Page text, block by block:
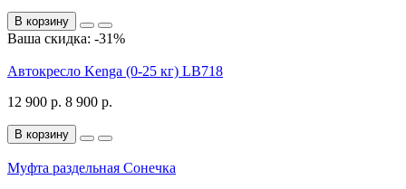
В корзину
Ваша скидка: -31%
Автокресло Kenga (0-25 кг) LB718
12 900 р. 8 900 р.
В корзину
Муфта раздельная Сонечка